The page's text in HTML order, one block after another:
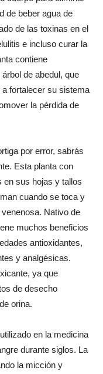
de beber agua de
de las toxinas en el
e incluso curar la
contiene
de abedul, que
fortalecer su sistema
la pérdida de
por error, sabrás
Esta planta con
en sus hojas y tallos
cuando se toca y
Nativo de
muchos beneficios
antioxidantes,
y analgésicas.
ya que
de desecho
orina.
en la medicina
durante siglos. La
la micción y